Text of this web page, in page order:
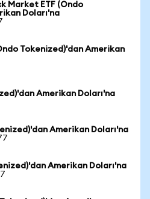
Market ETF (Ondo
Doları'na
Tokenized)'dan Amerikan
Amerikan Doları'na
Amerikan Doları'na
Amerikan Doları'na